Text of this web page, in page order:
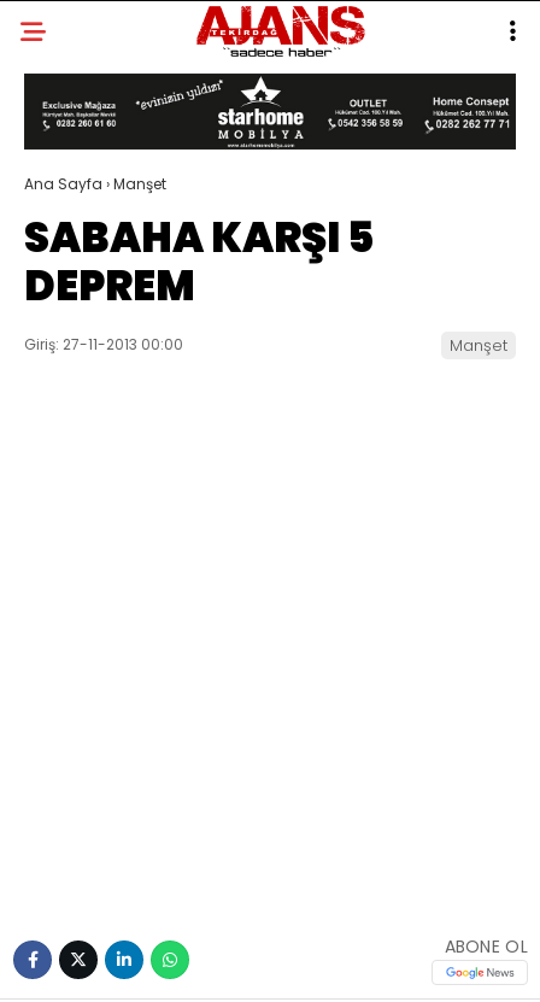
Ana Sayfa ›Manşet
SABAHA KARŞI 5
DEPREM
Giriş: 27-11-2013 00:00 Manşet
ABONE OL